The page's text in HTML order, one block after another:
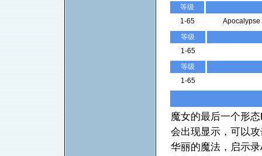
等级
1-65
Apocalypse
等级
1-65
等级
1-65
魔女的最后一个形
会出现显示，可以
华丽的魔法，启示